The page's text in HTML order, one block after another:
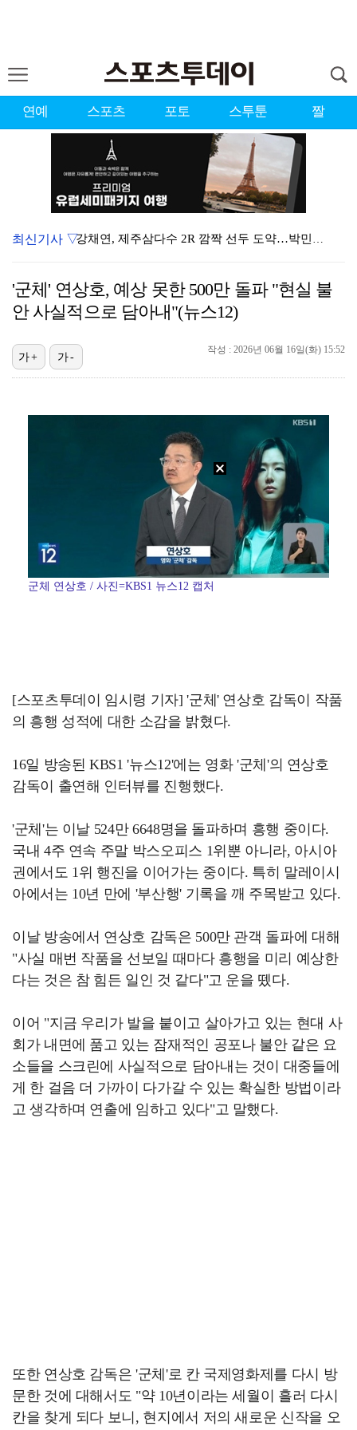
연예 스포츠 포토 스투툰 짤
강채연, 제주삼다수 2R 깜짝 선두 도약…박민지 공동 …
이강인, 아틀레티코 마드리드 첫 훈련 진행…9일 맨시티…
태국에서 새 도전 시작하는 박항서 감독 "원팀 만들어 …
대놓고 '심판 마사지'로 결재 받기도…최종 결재권자는 …
'1라운드 115위' 김민별, 2라운드 7타 줄이며 7…
최신기사 ▽
'군체' 연상호, 예상 못한 500만 돌파 "현실 불
안 사실적으로 담아내"(뉴스12)
작성 : 2026년 06월 16일(화) 15:52
가+ 가-
군체 연상호 / 사진=KBS1 뉴스12 캡처
[스포츠투데이 임시령 기자] '군체' 연상호 감독이 작품
의 흥행 성적에 대한 소감을 밝혔다.
16일 방송된 KBS1 '뉴스12'에는 영화 '군체'의 연상호
감독이 출연해 인터뷰를 진행했다.
'군체'는 이날 524만 6648명을 돌파하며 흥행 중이다.
국내 4주 연속 주말 박스오피스 1위뿐 아니라, 아시아
권에서도 1위 행진을 이어가는 중이다. 특히 말레이시
아에서는 10년 만에 '부산행' 기록을 깨 주목받고 있다.
이날 방송에서 연상호 감독은 500만 관객 돌파에 대해
"사실 매번 작품을 선보일 때마다 흥행을 미리 예상한
다는 것은 참 힘든 일인 것 같다"고 운을 뗐다.
이어 "지금 우리가 발을 붙이고 살아가고 있는 현대 사
회가 내면에 품고 있는 잠재적인 공포나 불안 같은 요
소들을 스크린에 사실적으로 담아내는 것이 대중들에
게 한 걸음 더 가까이 다가갈 수 있는 확실한 방법이라
고 생각하며 연출에 임하고 있다"고 말했다.
또한 연상호 감독은 '군체'로 칸 국제영화제를 다시 방
문한 것에 대해서도 "약 10년이라는 세월이 흘러 다시
칸을 찾게 되다 보니, 현지에서 저의 새로운 신작을 오